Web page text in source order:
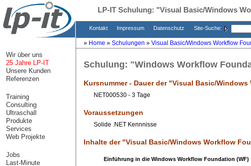
LP-IT Schulung: "Visual Basic/Windows
Kontakt Impressum Datenschutz Site-Suche:
» Home » Schulungen » Visual Basic/Windows Workflow
Schulung: "Windows Workflow
Kursnummer - Dauer der "Visual Basic/
NET000530 - 3 Tage
Voraussetzungen
Solide .NET Kennnisse
Inhalte der "Visual Basic/Windows Workflow
Einführung in die Windows Workflow Foundation (WF)
Wir über uns
25 Jahre LP-IT
Unsere Kunden
Referenzen
Training
Consulting
Ultraschall
Produkte
Services
Web Projekte
Jobs
Last-Minute